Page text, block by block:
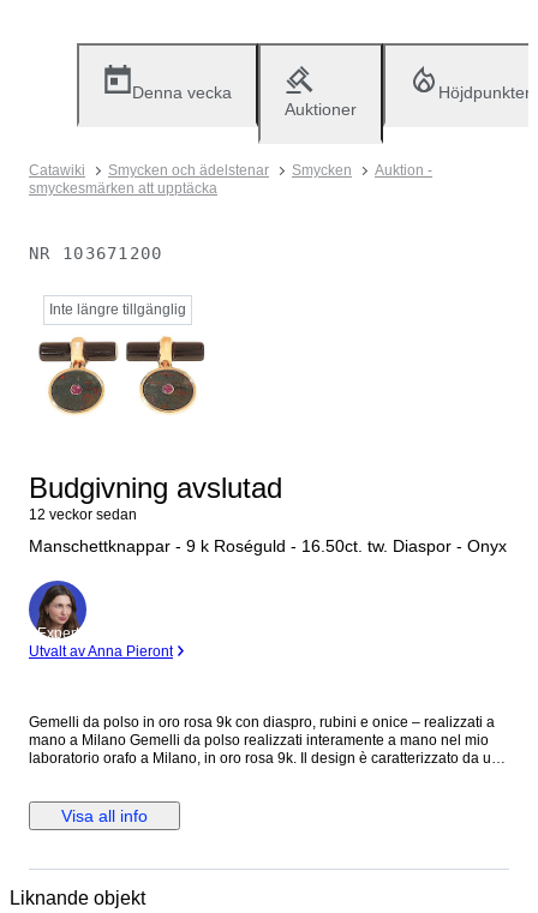
Denna vecka
Auktioner
Höjdpunkter
Catawiki Smycken och ädelstenar Smycken
Auktion -
smyckesmärken att upptäcka
NR 103671200
Inte längre tillgänglig
Budgivning avslutad
12 veckor sedan
Manschettknappar - 9 k Roséguld - 16.50ct. tw. Diaspor - Onyx
Expert
Utvalt av Anna Pieront
Gemelli da polso in oro rosa 9k con diaspro, rubini e onice – realizzati a
mano a Milano Gemelli da polso realizzati interamente a mano nel mio
laboratorio orafo a Milano, in oro rosa 9k. Il design è caratterizzato da un
uniche. Al centro, due rubini naturali taglio brillante aggiungono un punto
luce raffinato, mentre sull’estremità opposta due barrette in onice,
ed elegante. La combinazione di materiali e geometrie dà vita a un
contemporaneo, senza rinunciare all’unicità dell’artigianato. Ogni paio è
Visa all info
Liknande objekt